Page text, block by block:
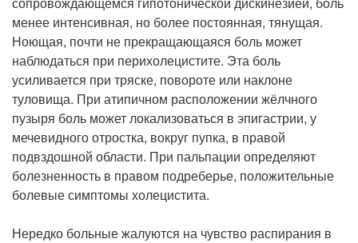
менее интенсивная, но более постоянная, тянущая.
Ноющая, почти не прекращающаяся боль может
наблюдаться при перихолецистите. Эта боль
усиливается при тряске, повороте или наклоне
туловища. При атипичном расположении жёлчного
пузыря боль может локализоваться в эпигастрии, у
мечевидного отростка, вокруг пупка, в правой
подвздошной области. При пальпации определяют
болезненность в правом подреберье, положительные
болевые симптомы холецистита.
Нередко больные жалуются на чувство распирания в